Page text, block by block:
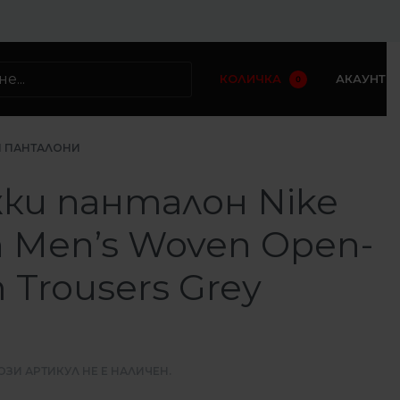
КОЛИЧКА 0 АКАУНТ
ПАНТАЛОНИ
панталон Nike
Men’s Woven Open-
Trousers Grey